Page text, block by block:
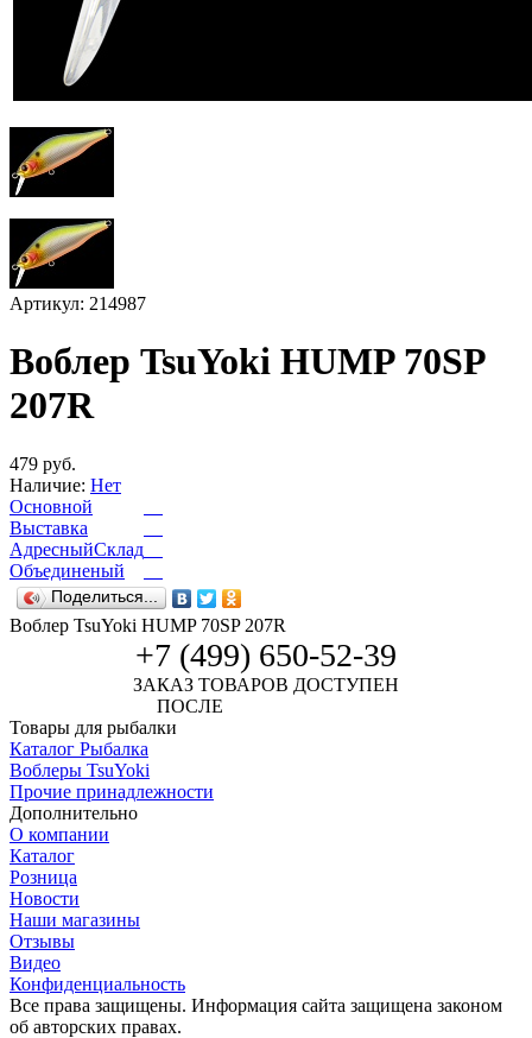
Артикул: 214987
Воблер TsuYoki HUMP 70SP
207R
479 руб.
Наличие: Нет
Основной
Выставка
АдресныйСклад
Объединеный
Поделиться...
Воблер TsuYoki HUMP 70SP 207R
+7 (499) 650-52-39
ЗАКАЗ ТОВАРОВ ДОСТУПЕН
ПОСЛЕ
Товары для рыбалки
Каталог Рыбалка
Воблеры TsuYoki
Прочие принадлежности
Дополнительно
О компании
Каталог
Розница
Новости
Наши магазины
Отзывы
Видео
Конфиденциальность
Все права защищены. Информация сайта защищена законом
об авторских правах.